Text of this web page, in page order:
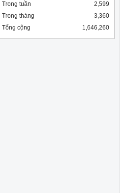
Trong tuần
2,599
Trong tháng
3,360
Tổng cộng
1,646,260